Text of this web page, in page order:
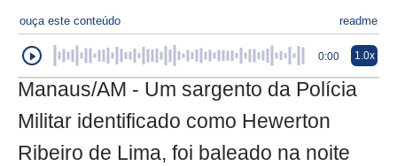
ouça este conteúdo readme
0:00 1.0x
Manaus/AM - Um sargento da Polícia
Militar identificado como Hewerton
Ribeiro de Lima, foi baleado na noite